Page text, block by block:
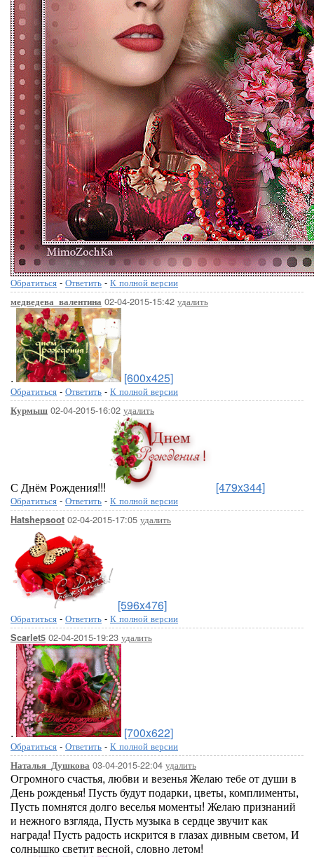
Обратиться - Ответить - К полной версии
медведева_валентина 02-04-2015-15:42 удалить
. [600x425]
Обратиться - Ответить - К полной версии
Курмыш 02-04-2015-16:02 удалить
С Днём Рождения!!! [479x344]
Обратиться - Ответить - К полной версии
Hatshepsoot 02-04-2015-17:05 удалить
[596x476]
Обратиться - Ответить - К полной версии
Scarlet5 02-04-2015-19:23 удалить
. [700x622]
Обратиться - Ответить - К полной версии
Наталья_Душкова 03-04-2015-22:04 удалить
Огромного счастья, любви и везенья Желаю тебе от души в
День рожденья! Пусть будут подарки, цветы, комплименты,
Пусть помнятся долго веселья моменты! Желаю признаний
и нежного взгляда, Пусть музыка в сердце звучит как
награда! Пусть радость искрится в глазах дивным светом, И
солнышко светит весной, словно летом!